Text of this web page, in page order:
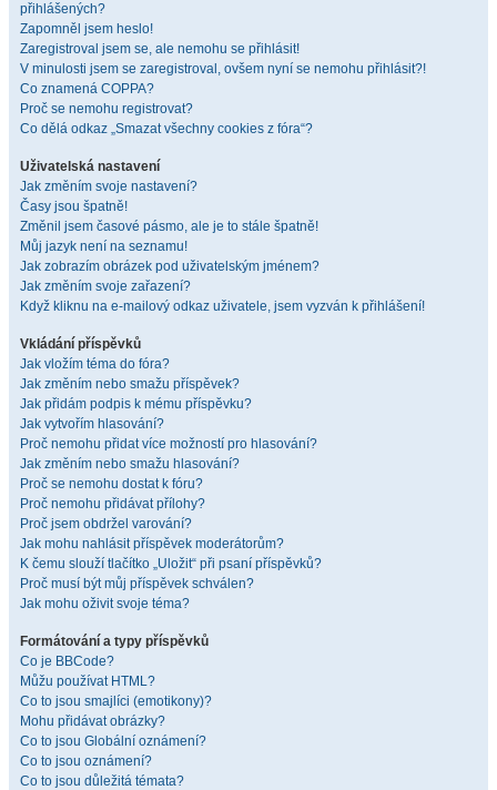
přihlášených?
Zapomněl jsem heslo!
Zaregistroval jsem se, ale nemohu se přihlásit!
V minulosti jsem se zaregistroval, ovšem nyní se nemohu přihlásit?!
Co znamená COPPA?
Proč se nemohu registrovat?
Co dělá odkaz „Smazat všechny cookies z fóra“?
Uživatelská nastavení
Jak změním svoje nastavení?
Časy jsou špatně!
Změnil jsem časové pásmo, ale je to stále špatně!
Můj jazyk není na seznamu!
Jak zobrazím obrázek pod uživatelským jménem?
Jak změním svoje zařazení?
Když kliknu na e-mailový odkaz uživatele, jsem vyzván k přihlášení!
Vkládání příspěvků
Jak vložím téma do fóra?
Jak změním nebo smažu příspěvek?
Jak přidám podpis k mému příspěvku?
Jak vytvořím hlasování?
Proč nemohu přidat více možností pro hlasování?
Jak změním nebo smažu hlasování?
Proč se nemohu dostat k fóru?
Proč nemohu přidávat přílohy?
Proč jsem obdržel varování?
Jak mohu nahlásit příspěvek moderátorům?
K čemu slouží tlačítko „Uložit“ při psaní příspěvků?
Proč musí být můj příspěvek schválen?
Jak mohu oživit svoje téma?
Formátování a typy příspěvků
Co je BBCode?
Můžu používat HTML?
Co to jsou smajlíci (emotikony)?
Mohu přidávat obrázky?
Co to jsou Globální oznámení?
Co to jsou oznámení?
Co to jsou důležitá témata?